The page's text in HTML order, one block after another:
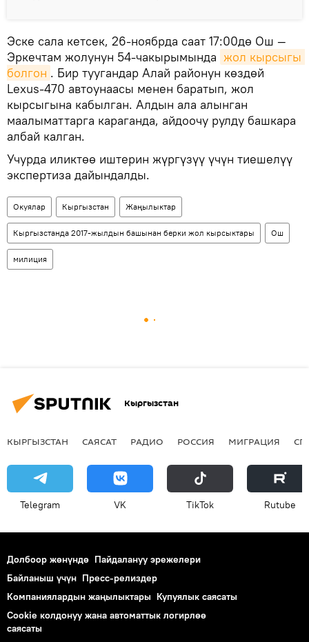
Эске сала кетсек, 26-ноябрда саат 17:00дө Ош —
Эркечтам жолунун 54-чакырымында жол кырсыгы
болгон . Бир туугандар Алай районун көздөй
Lexus-470 автоунаасы менен баратып, жол
кырсыгына кабылган. Алдын ала алынган
маалыматтарга караганда, айдоочу рулду башкара
албай калган.
Учурда иликтөө иштерин жүргүзүү үчүн тиешелүү
экспертиза дайындалды.
Окуялар Кыргызстан Жаңылыктар
Кыргызстанда 2017-жылдын башынан берки жол кырсыктары Ош
милиция
Кыргызстан
КЫРГЫЗСТАН САЯСАТ РАДИО РОССИЯ МИГРАЦИЯ
Telegram VK ТikТоk Rutube
Долбоор жөнүндө Пайдалануу эрежелери
Байланыш үчүн Пресс-релиздер
Компаниялардын жаңылыктары Купуялык саясаты
Cookie колдонуу жана автоматтык логирлөө
саясаты